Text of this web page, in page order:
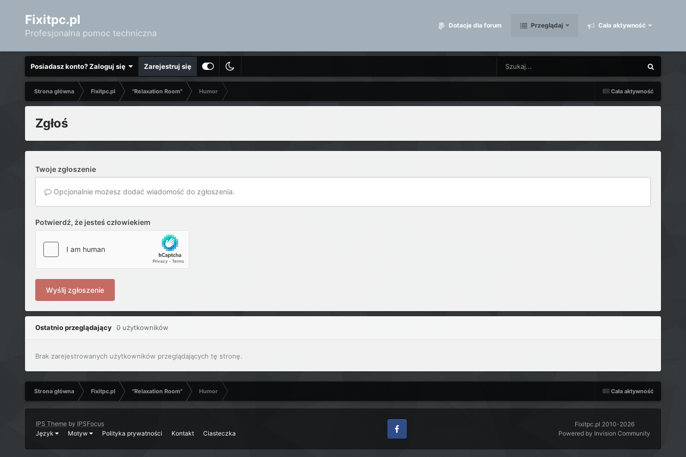
Fixitpc.pl
Profesjonalna pomoc techniczna
Dotacje dla forum Przeglądaj Cała aktywność
Posiadasz konto? Zaloguj się Zarejestruj się
Cała aktywność
Strona główna Fixitpc.pl "Relaxation Room" Humor
Zgłoś
Twoje zgłoszenie
Opcjonalnie możesz dodać wiadomość do zgłoszenia.
Potwierdź, że jesteś człowiekiem
Wyślij zgłoszenie
Ostatnio przeglądający 0 użytkowników
Brak zarejestrowanych użytkowników przeglądających tę stronę.
Cała aktywność
Strona główna Fixitpc.pl "Relaxation Room" Humor
IPS Themeby IPSFocus
Język
Motyw Polityka prywatności Kontakt Ciasteczka
Facebook
Fixitpc.pl 2010-2026
Powered by Invision Community